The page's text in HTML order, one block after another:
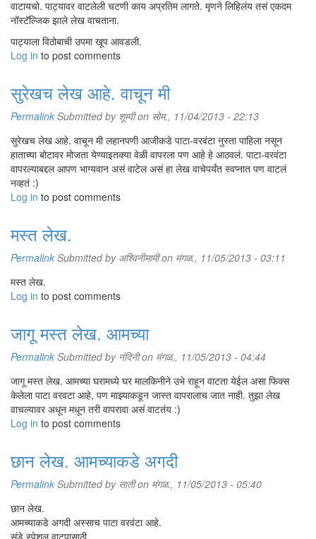
वाटायचो. पाट्यावर वाटलेली चटणी काय अप्रतिम लागते. मृणने लिहिलंय तसं एकदम
नॉस्टॅल्जिक झाले लेख वाचताना.
पाट्याला विठोबाची उपमा खूप आवडली.
Log in to post comments
सुरेखच लेख आहे. वाचून मी
Permalink Submitted by शूम्पीon सोम., 11/04/2013 - 22:13
सुरेखच लेख आहे. वाचून मी लहानपणी आजीकडे पाटा-वरवंटा नुस्ता पाहिला नसून
हाताच्या बोटावर मोजता येण्याइतक्या वेळी वापरला पण आहे हे आठवलं. पाटा-वरवंटा
वापरल्याबद्दल आपण भाग्यवान असं वाटेल असं हा लेख वाचेपर्यंत स्वप्नात पण वाटलं
नव्हतं :)
Log in to post comments
मस्त लेख.
Permalink Submitted by अश्विनीमामीon मंगळ., 11/05/2013 - 03:11
मस्त लेख.
Log in to post comments
जागू मस्त लेख. आमच्या
Permalink Submitted by नंदिनीon मंगळ., 11/05/2013 - 04:44
जागू मस्त लेख. आमच्या घरामध्ये घर मालकिनीने उभे राहून वाटता येईल असा फिक्स
केलेला पाटा वरवटा आहे, पण माझ्याकडून जास्त वापरालाच जात नाही. तुझा लेख
वाचल्यावर अधून मधून तरी वापरावा असं वाटतंय :)
Log in to post comments
छान लेख. आमच्याकडे अगदी
Permalink Submitted by सातीon मंगळ., 11/05/2013 - 05:40
छान लेख.
आमच्याकडे अगदी अस्साच पाटा वरवंटा आहे.